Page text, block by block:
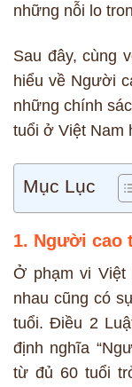
những nỗi lo
Sau đây, cùng
hiểu về Người
những chính
tuổi ở Việt Nam
Mục Lục
1. Người cao
Ở phạm vi Việt
nhau cũng có
tuổi. Điều 2
định nghĩa
từ đủ 60 tuổi